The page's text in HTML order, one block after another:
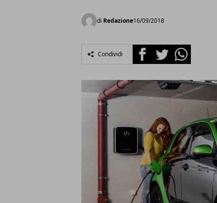
di Redazione16/09/2018
Condividi FacebookTwitterWhatsapp